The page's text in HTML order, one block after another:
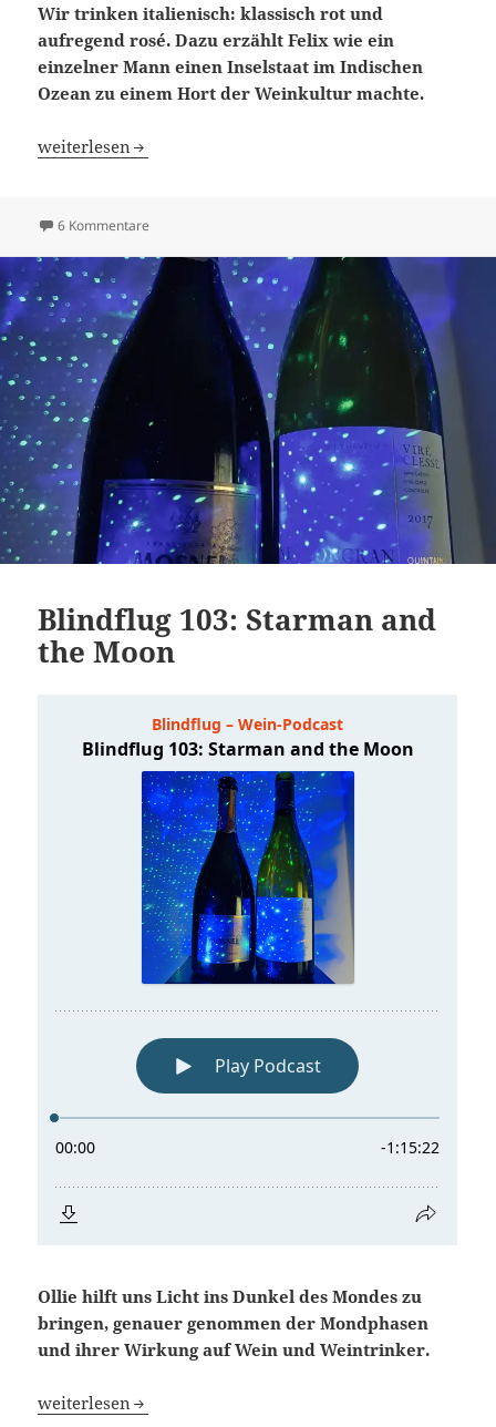
Wir trinken italienisch: klassisch rot und
aufregend rosé. Dazu erzählt Felix wie ein
einzelner Mann einen Inselstaat im Indischen
Ozean zu einem Hort der Weinkultur machte.
Blindflug 164: Wein im Paradies
weiterlesen
6 Kommentare
Blindflug 103: Starman and
the Moon
Ollie hilft uns Licht ins Dunkel des Mondes zu
bringen, genauer genommen der Mondphasen
und ihrer Wirkung auf Wein und Weintrinker.
Blindflug 103: Starman and the Moon
weiterlesen